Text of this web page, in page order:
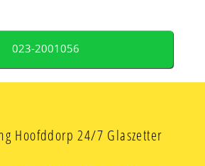
023-2001056
Hoofddorp 24/7 Glaszetter